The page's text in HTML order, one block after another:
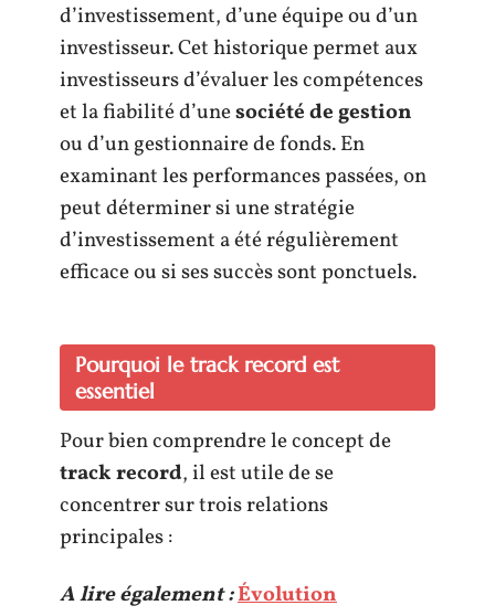
d’investissement, d’une équipe ou d’un
investisseur. Cet historique permet aux
investisseurs d’évaluer les compétences
et la fiabilité d’unesociété de gestion
ou d’un gestionnaire de fonds. En
examinant les performances passées, on
peut déterminer si une stratégie
d’investissement a été régulièrement
efficace ou si ses succès sont ponctuels.
Pourquoi le track record est
essentiel
Pour bien comprendre le concept de
track record, il est utile de se
concentrer sur trois relations
principales :
A lire également :Évolution